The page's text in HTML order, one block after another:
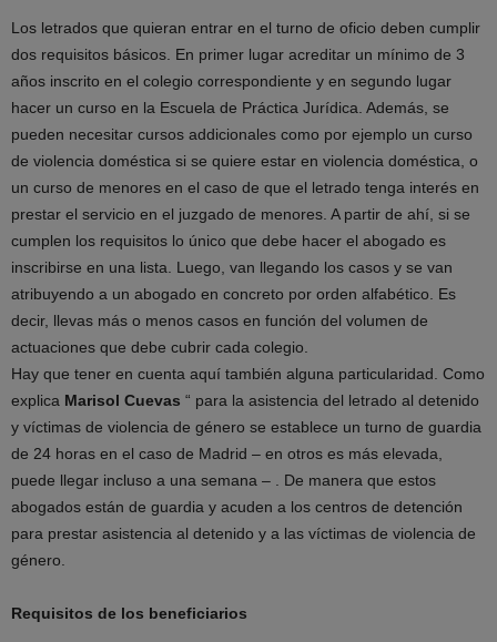
Los letrados que quieran entrar en el turno de oficio deben cumplir
dos requisitos básicos. En primer lugar acreditar un mínimo de 3
años inscrito en el colegio correspondiente y en segundo lugar
hacer un curso en la Escuela de Práctica Jurídica. Además, se
pueden necesitar cursos addicionales como por ejemplo un curso
de violencia doméstica si se quiere estar en violencia doméstica, o
un curso de menores en el caso de que el letrado tenga interés en
prestar el servicio en el juzgado de menores. A partir de ahí, si se
cumplen los requisitos lo único que debe hacer el abogado es
inscribirse en una lista. Luego, van llegando los casos y se van
atribuyendo a un abogado en concreto por orden alfabético. Es
decir, llevas más o menos casos en función del volumen de
actuaciones que debe cubrir cada colegio.
Hay que tener en cuenta aquí también alguna particularidad. Como
explica Marisol Cuevas “ para la asistencia del letrado al detenido
y víctimas de violencia de género se establece un turno de guardia
de 24 horas en el caso de Madrid – en otros es más elevada,
puede llegar incluso a una semana – . De manera que estos
abogados están de guardia y acuden a los centros de detención
para prestar asistencia al detenido y a las víctimas de violencia de
género.
Requisitos de los beneficiarios